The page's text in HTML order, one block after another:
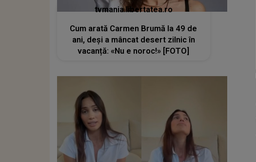
tvmania.libertatea.ro
Cum arată Carmen Brumă la 49 de
ani, deși a mâncat desert zilnic în
vacanță: «Nu e noroc!» [FOTO]